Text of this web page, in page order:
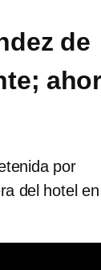
de
por
del hotel en